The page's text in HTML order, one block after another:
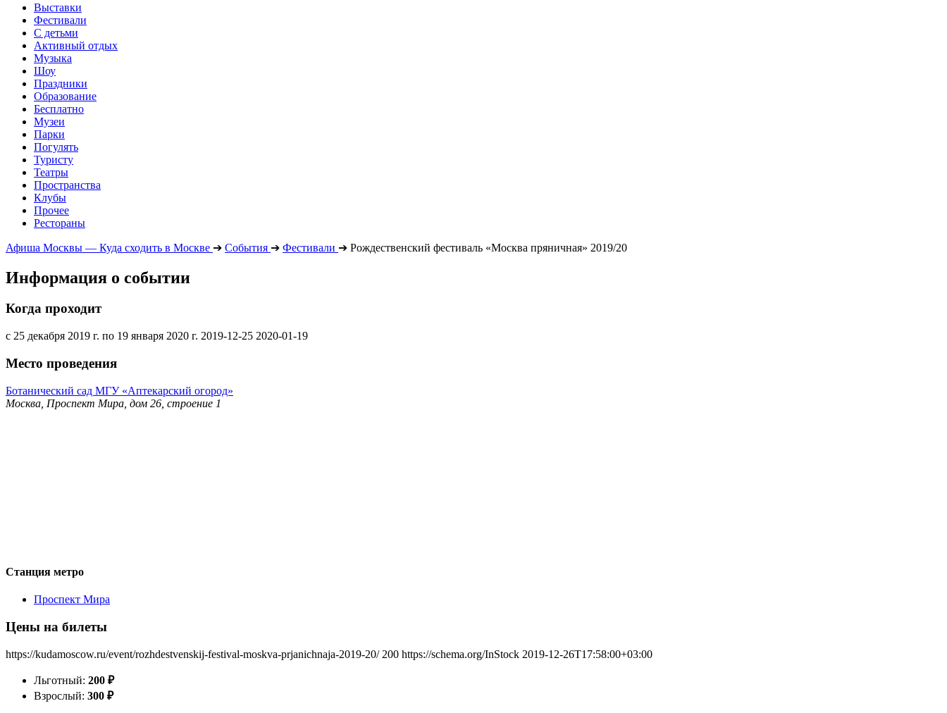
Выставки
Фестивали
С детьми
Активный отдых
Музыка
Шоу
Праздники
Образование
Бесплатно
Музеи
Парки
Погулять
Туристу
Театры
Пространства
Клубы
Прочее
Рестораны
Афиша Москвы — Куда сходить в Москве ➔ События ➔ Фестивали ➔ Рождественский фестиваль «Москва пряничная» 2019/20
Информация о событии
Когда проходит
с 25 декабря 2019 г. по 19 января 2020 г. 2019-12-25 2020-01-19
Место проведения
Ботанический сад МГУ «Аптекарский огород»
Москва, Проспект Мира, дом 26, строение 1
Станция метро
Проспект Мира
Цены на билеты
https://kudamoscow.ru/event/rozhdestvenskij-festival-moskva-prjanichnaja-2019-20/ 200 https://schema.org/InStock 2019-12-26T17:58:00+03:00
Льготный: 200 ₽
Взрослый: 300 ₽